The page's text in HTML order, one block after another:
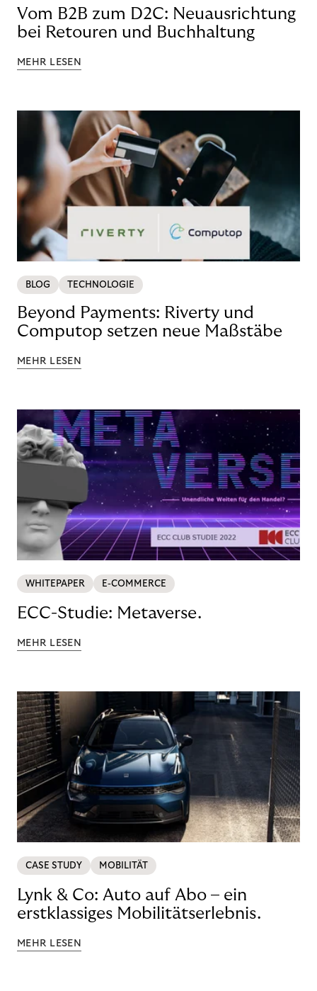
Vom B2B zum D2C: Neuausrichtung
bei Retouren und Buchhaltung
MEHR LESEN
BLOG TECHNOLOGIE
Beyond Payments: Riverty und
Computop setzen neue Maßstäbe
MEHR LESEN
WHITEPAPER E-COMMERCE
ECC-Studie: Metaverse.
MEHR LESEN
CASE STUDY MOBILITÄT
Lynk & Co: Auto auf Abo – ein
erstklassiges Mobilitätserlebnis.
MEHR LESEN